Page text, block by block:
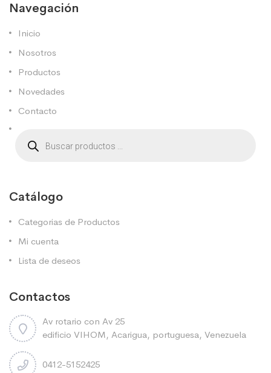
Navegación
Inicio
Nosotros
Productos
Novedades
Contacto
Catálogo
Categorias de Productos
Mi cuenta
Lista de deseos
Contactos
Av rotario con Av 25
edificio VIHOM, Acarigua, portuguesa, Venezuela
0412-5152425